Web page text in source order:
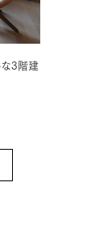
こだわりの3階